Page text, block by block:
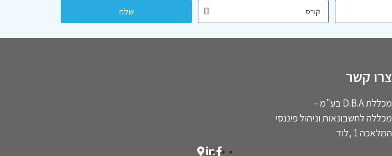
שלח
צרו קשר
מכללת D.B.A בע"מ –
מכללה לחשבונאות וניהול פיננסי
המלאכה 1 ,לוד